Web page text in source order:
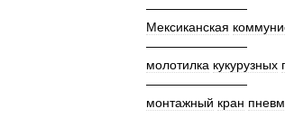
————————
Мексиканская
————————
молотилка кукурузных
————————
монтажный кран